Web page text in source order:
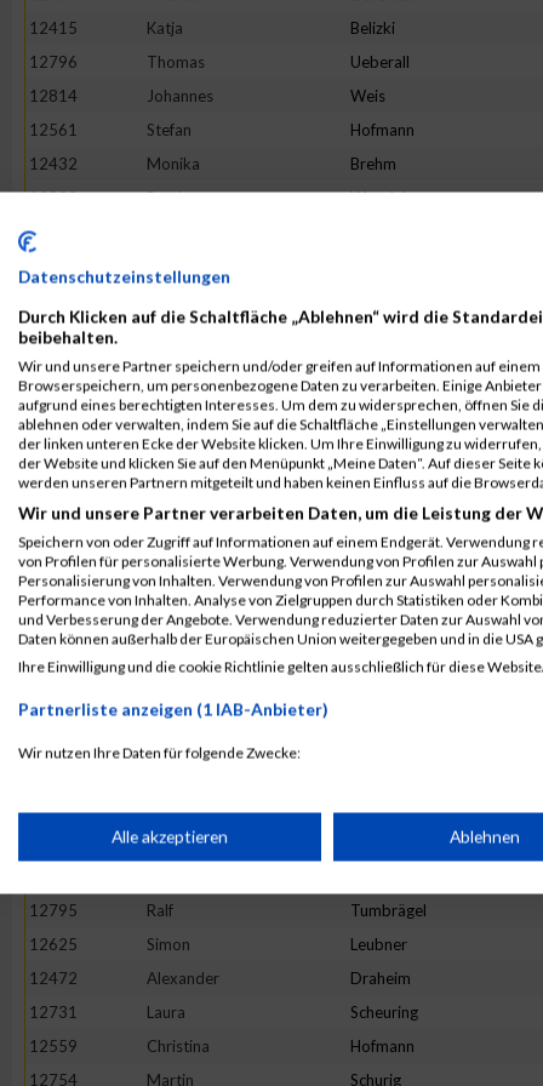
12415
Katja Belizki
12796
Thomas Ueberall
12814
Johannes Weis
12561
Stefan Hofmann
12432
Monika Brehm
12829
Sarah Woerlein
12515
12437
12645
Nathalie Merz
12465
Ladislaus Dobrenizki
12562
Jochen Hofmockel
12466
Achim Doell
12727
Julia
12718
Barbara Sassrath
12715
Martin Salzgeber
12586
Karlo Kipp
12510
Stefan Gatersleben
12425
Nadine Biedenbacher
12690
Petra
12488
Norbert Faerber
Julia
12795
Ralf Tumbrägel
12625
Simon Leubner
12472
Alexander Draheim
12731
Laura Scheuring
12559
Christina Hofmann
12754
Martin Schurig
Datenschutzeinstellungen
Durch Klicken auf die Schaltfläche „Ablehnen“ wird die
beibehalten.
Wir und unsere Partner speichern und/oder greifen auf Informationen auf einem
Browserspeichern, um personenbezogene Daten zu verarbeiten. Einige
aufgrund eines berechtigten Interesses. Um dem zu widersprechen, öffnen Sie
ablehnen oder verwalten, indem Sie auf die Schaltfläche „Einstellungen
der linken unteren Ecke der Website klicken. Um Ihre Einwilligung zu
der Website und klicken Sie auf den Menüpunkt „Meine Daten“. Auf dieser
werden unseren Partnern mitgeteilt und haben keinen Einfluss auf die
Wir und unsere Partner verarbeiten Daten, um die Leistung der
Speichern von oder Zugriff auf Informationen auf einem Endgerät. Verwendung
von Profilen für personalisierte Werbung. Verwendung von Profilen zur
Personalisierung von Inhalten. Verwendung von Profilen zur Auswahl
Performance von Inhalten. Analyse von Zielgruppen durch Statistiken oder
und Verbesserung der Angebote. Verwendung reduzierter Daten zur Auswahl
Daten können außerhalb der Europäischen Union weitergegeben und in die USA
Ihre Einwilligung und die cookie Richtlinie gelten ausschließlich für diese
Partnerliste anzeigen (1 IAB-Anbieter)
Wir nutzen Ihre Daten für folgende Zwecke:
Speichern von oder Zugriff auf Informationen auf einem
Verwendung reduzierter Daten zur Auswahl von Werbeanzeigen
Erstellung von Profilen für personalisierte Werbung
Verwendung von Profilen zur Auswahl personalisierter Werbung
Alle akzeptieren Ablehnen